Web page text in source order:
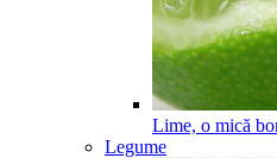
Lime, o mică
Legume